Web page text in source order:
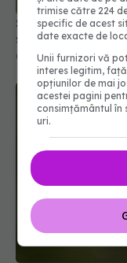
Șeful CNAS,
sănătate, timpul
04 aug 2026, 10:10
trimise către 224
specific de acest
date exacte de
Unii furnizori vă
interes legitim,
opțiunilor de mai
acestei pagini
consimțământul în
uri.